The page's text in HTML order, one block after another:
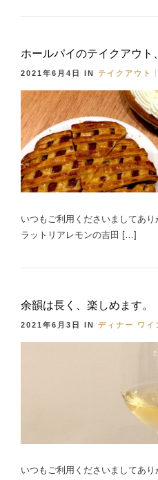
ホールパイのテイクアウト
2021年6月4日 IN テイクアウト
いつもご利用くださいましてあ
ラットリアレモンの吉田 […]
余韻は長く、楽しめます。
2021年6月3日 IN ディナー ワイ
いつもご利用くださいましてあ